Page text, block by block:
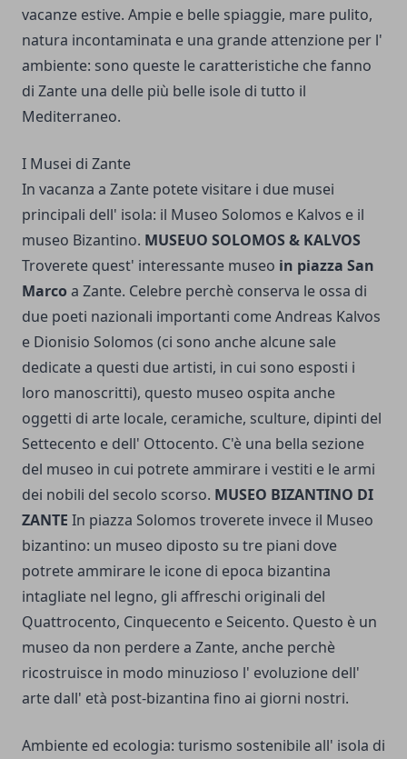
vacanze estive. Ampie e belle spiaggie, mare pulito,
natura incontaminata e una grande attenzione per l'
ambiente: sono queste le caratteristiche che fanno
di Zante una delle più belle isole di tutto il
Mediterraneo.
I Musei di Zante
In vacanza a Zante potete visitare i due musei
principali dell' isola: il Museo Solomos e Kalvos e il
museo Bizantino. MUSEUO SOLOMOS & KALVOS
Troverete quest' interessante museo in piazza San
Marco a Zante. Celebre perchè conserva le ossa di
due poeti nazionali importanti come Andreas Kalvos
e Dionisio Solomos (ci sono anche alcune sale
dedicate a questi due artisti, in cui sono esposti i
loro manoscritti), questo museo ospita anche
oggetti di arte locale, ceramiche, sculture, dipinti del
Settecento e dell' Ottocento. C'è una bella sezione
del museo in cui potrete ammirare i vestiti e le armi
dei nobili del secolo scorso. MUSEO BIZANTINO DI
ZANTE In piazza Solomos troverete invece il Museo
bizantino: un museo diposto su tre piani dove
potrete ammirare le icone di epoca bizantina
intagliate nel legno, gli affreschi originali del
Quattrocento, Cinquecento e Seicento. Questo è un
museo da non perdere a Zante, anche perchè
ricostruisce in modo minuzioso l' evoluzione dell'
arte dall' età post-bizantina fino ai giorni nostri.
Ambiente ed ecologia: turismo sostenibile all' isola di